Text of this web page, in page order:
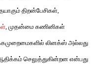
திறன்பேசிகள்,
, முதன்மை கணினிகள்
களில் லினக்ஸ் அல்லது
செலுத்துகின்றன என்பது